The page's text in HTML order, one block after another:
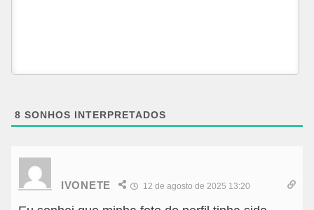
8 SONHOS INTERPRETADOS
IVONETE 12 de agosto de 2025 13:20